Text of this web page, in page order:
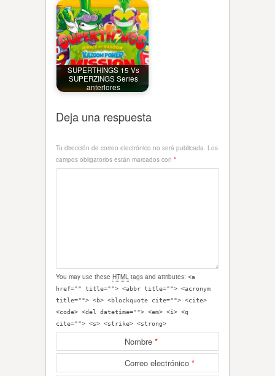
SUPERTHINGS 15 Vs
SUPERZINGS Series
anteriores
Deja una respuesta
Tu dirección de correo electrónico no será publicada. Los
campos obligatorios están marcados con *
You may use these HTML tags and attributes: <a
href="" title=""> <abbr title=""> <acronym
title=""> <b> <blockquote cite=""> <cite>
<code> <del datetime=""> <em> <i> <q
cite=""> <s> <strike> <strong>
Nombre *
Correo electrónico *